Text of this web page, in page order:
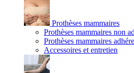
Prothèses mammaires
Prothèses mammaires non
Prothèses mammaires
Accessoires et entretien